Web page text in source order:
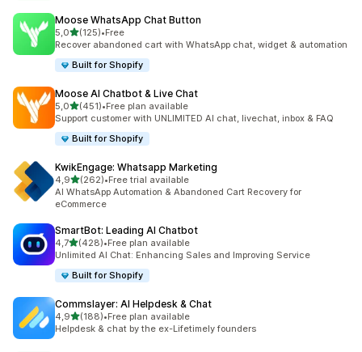
Moose WhatsApp Chat Button
5,0z 5 hvězd
(125)
Celkový počet recenzí: 125
•Free
Recover abandoned cart with WhatsApp chat, widget & automation
Built for Shopify
Moose AI Chatbot & Live Chat
5,0z 5 hvězd
(451)
Celkový počet recenzí: 451
•Free plan available
Support customer with UNLIMITED AI chat, livechat, inbox & FAQ
Built for Shopify
KwikEngage: Whatsapp Marketing
4,9z 5 hvězd
(262)
Celkový počet recenzí: 262
•Free trial available
AI WhatsApp Automation & Abandoned Cart Recovery for
eCommerce
SmartBot: Leading AI Chatbot
4,7z 5 hvězd
(428)
Celkový počet recenzí: 428
•Free plan available
Unlimited AI Chat: Enhancing Sales and Improving Service
Built for Shopify
Commslayer: AI Helpdesk & Chat
4,9z 5 hvězd
(188)
Celkový počet recenzí: 188
•Free plan available
Helpdesk & chat by the ex-Lifetimely founders